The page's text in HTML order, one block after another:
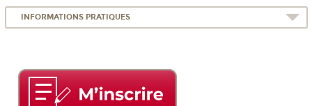
INFORMATIONS PRATIQUES